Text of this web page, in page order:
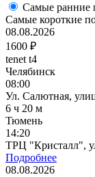
Самые ранние
Самые короткие
08.08.2026
1600 ₽
tenet t4
Челябинск
08:00
Ул. Салютная,
6 ч 20 м
Тюмень
14:20
ТРЦ "Кристалл",
Подробнее
08.08.2026